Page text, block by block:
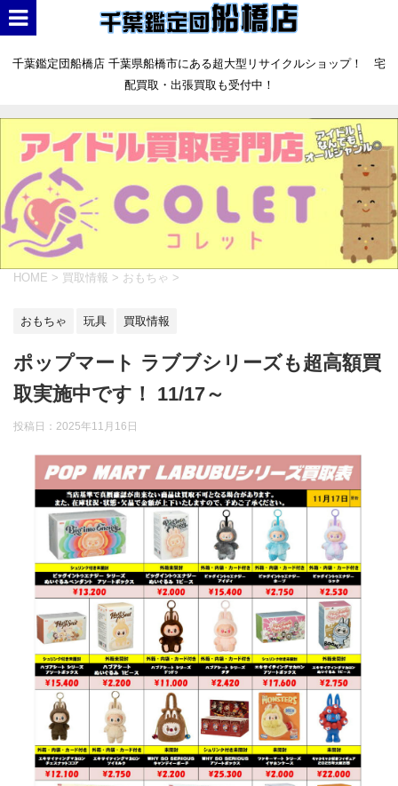
千葉鑑定団船橋店 千葉県船橋市にある超大型リサイクルショップ！ 宅
配買取・出張買取も受付中！
HOME > 買取情報 > おもちゃ >
おもちゃ 玩具 買取情報
ポップマート ラブブシリーズも超高額買
取実施中です！ 11/17～
投稿日： 2025年11月16日